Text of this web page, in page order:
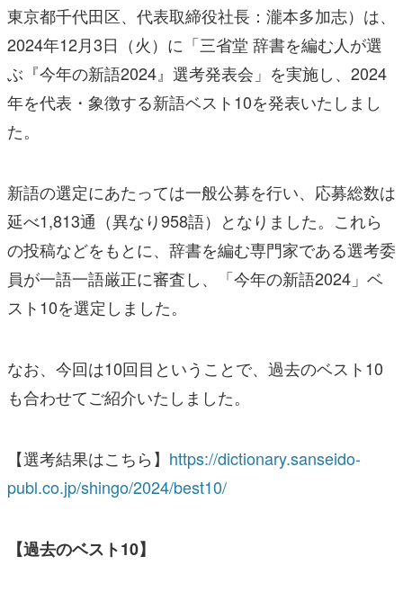
東京都千代田区、代表取締役社長：瀧本多加志）は、
2024年12月3日（火）に「三省堂 辞書を編む人が選
ぶ『今年の新語2024』選考発表会」を実施し、2024
年を代表・象徴する新語ベスト10を発表いたしまし
た。
新語の選定にあたっては一般公募を行い、応募総数は
延べ1,813通（異なり958語）となりました。これら
の投稿などをもとに、辞書を編む専門家である選考委
員が一語一語厳正に審査し、「今年の新語2024」ベ
スト10を選定しました。
なお、今回は10回目ということで、過去のベスト10
も合わせてご紹介いたしました。
【選考結果はこちら】 https://dictionary.sanseido-
publ.co.jp/shingo/2024/best10/
【過去のベスト10】